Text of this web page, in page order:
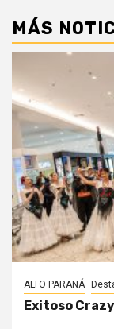
MÁS
ALTO PARANÁ
Exitoso